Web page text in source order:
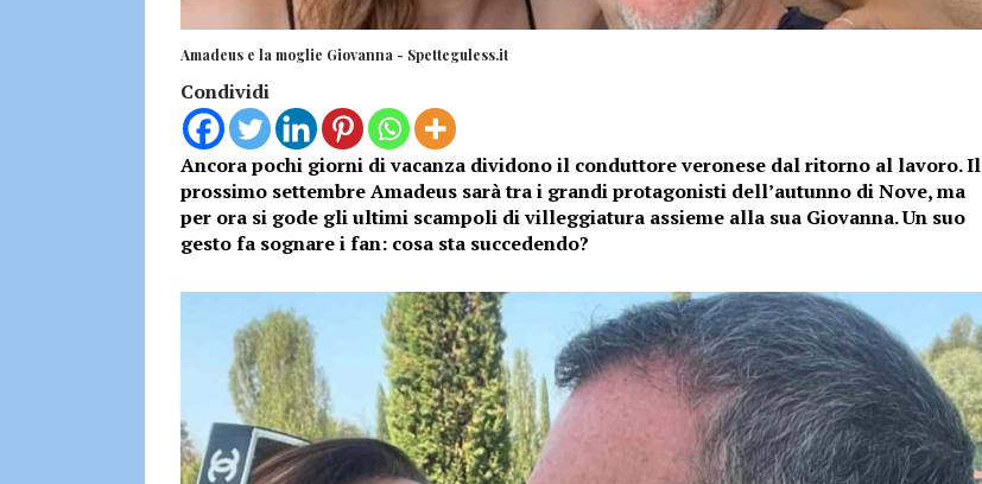
Amadeus e la moglie Giovanna - Spetteguless.it
Condividi
Ancora pochi giorni di vacanza dividono il conduttore veronese dal ritorno al lavoro. Il
prossimo settembre Amadeus sarà tra i grandi protagonisti dell’autunno di Nove, ma
per ora si gode gli ultimi scampoli di villeggiatura assieme alla sua Giovanna. Un suo
gesto fa sognare i fan: cosa sta succedendo?